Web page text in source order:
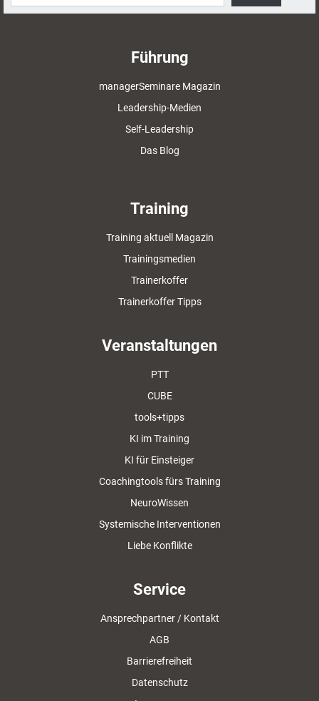
Führung
managerSeminare Magazin
Leadership-Medien
Self-Leadership
Das Blog
Training
Training aktuell Magazin
Trainingsmedien
Trainerkoffer
Trainerkoffer Tipps
Veranstaltungen
PTT
CUBE
tools+tipps
KI im Training
KI für Einsteiger
Coachingtools fürs Training
NeuroWissen
Systemische Interventionen
Liebe Konflikte
Service
Ansprechpartner / Kontakt
AGB
Barrierefreiheit
Datenschutz